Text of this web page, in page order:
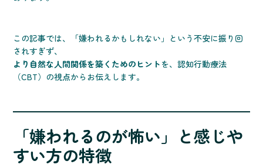
この記事では、「嫌われるかもしれない」という不安に振り回
されすぎず、
より自然な人間関係を築くためのヒント を、認知行動療法
（CBT）の視点からお伝えします。
「嫌われるのが怖い」と感じや
すい方の特徴